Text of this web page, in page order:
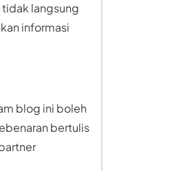
tidak langsung
informasi
blog ini boleh
bertulis